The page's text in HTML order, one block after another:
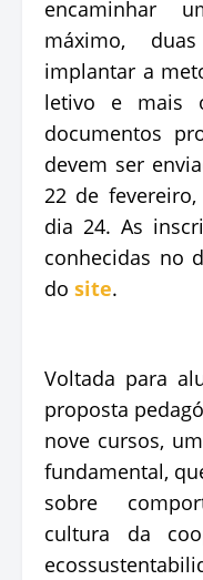
encaminhar
máximo,
implantar a
letivo e mais
documentos
devem ser
22 de
dia 24. As
conhecidas no
do site.
Voltada para
proposta
nove cursos,
fundamental,
sobre
cultura da